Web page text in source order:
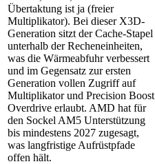
Übertaktung ist ja (freier
Multiplikator). Bei dieser X3D-
Generation sitzt der Cache-Stapel
unterhalb der Recheneinheiten,
was die Wärmeabfuhr verbessert
und im Gegensatz zur ersten
Generation vollen Zugriff auf
Multiplikator und Precision Boost
Overdrive erlaubt. AMD hat für
den Sockel AM5 Unterstützung
bis mindestens 2027 zugesagt,
was langfristige Aufrüstpfade
offen hält.